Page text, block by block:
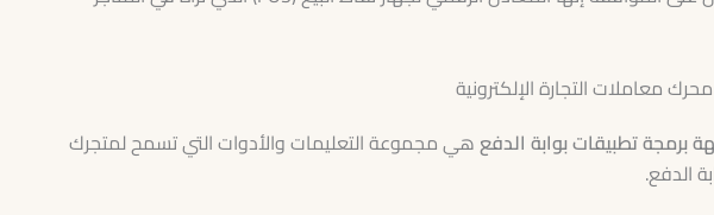
معاملات التجارة الإلكترونية
برمجة تطبيقات بوابة الدفعهي مجموعة التعليمات والأدوات التي تسمح لمتجرك
الدفع.